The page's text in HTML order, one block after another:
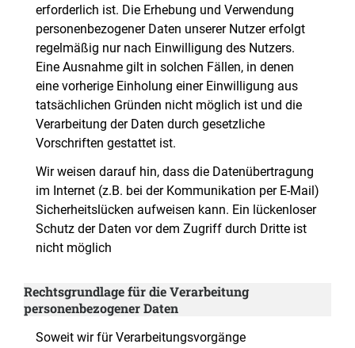
erforderlich ist. Die Erhebung und Verwendung
personenbezogener Daten unserer Nutzer erfolgt
regelmäßig nur nach Einwilligung des Nutzers.
Eine Ausnahme gilt in solchen Fällen, in denen
eine vorherige Einholung einer Einwilligung aus
tatsächlichen Gründen nicht möglich ist und die
Verarbeitung der Daten durch gesetzliche
Vorschriften gestattet ist.
Wir weisen darauf hin, dass die Datenübertragung
im Internet (z.B. bei der Kommunikation per E-Mail)
Sicherheitslücken aufweisen kann. Ein lückenloser
Schutz der Daten vor dem Zugriff durch Dritte ist
nicht möglich
Rechtsgrundlage für die Verarbeitung
personenbezogener Daten
Soweit wir für Verarbeitungsvorgänge